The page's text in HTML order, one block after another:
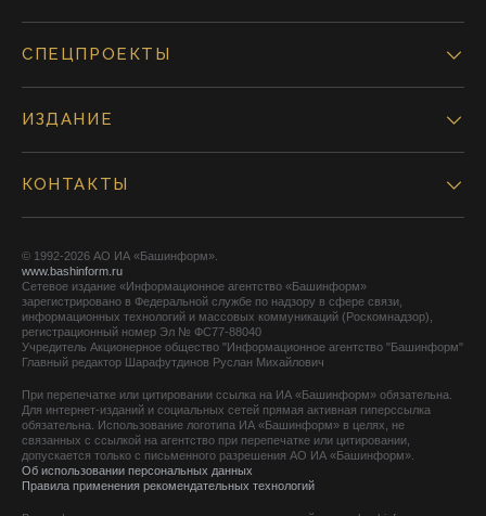
СПЕЦПРОЕКТЫ
ИЗДАНИЕ
КОНТАКТЫ
© 1992-2026 АО ИА «Башинформ».
www.bashinform.ru
Сетевое издание «Информационное агентство «Башинформ»
зарегистрировано в Федеральной службе по надзору в сфере связи,
информационных технологий и массовых коммуникаций (Роскомнадзор),
регистрационный номер Эл № ФС77-88040
Учредитель Акционерное общество "Информационное агентство "Башинформ"
Главный редактор Шарафутдинов Руслан Михайлович
При перепечатке или цитировании ссылка на ИА «Башинформ» обязательна.
Для интернет-изданий и социальных сетей прямая активная гиперссылка
обязательна. Использование логотипа ИА «Башинформ» в целях, не
связанных с ссылкой на агентство при перепечатке или цитировании,
допускается только с письменного разрешения АО ИА «Башинформ».
Об использовании персональных данных
Правила применения рекомендательных технологий